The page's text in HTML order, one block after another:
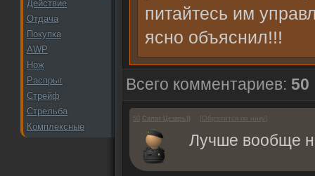
Действие
Отдача
Покупка
AWP
Нож
Распрыг
Стрейф
Стрельба
Комплексные
питайтесь им
ясно объяснил!!!
Всего комментариев: 50
Салат Цезарь)) [Обратится по нику ]
Лучше вообще